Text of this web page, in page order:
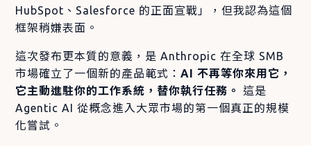
HubSpot、Salesforce 的正面宣戰」，但我認為這個
框架稍嫌表面。
這次發布更本質的意義，是 Anthropic 在全球 SMB
市場確立了一個新的產品範式：AI 不再等你來用它，
它主動進駐你的工作系統，替你執行任務。
這是
Agentic AI 從概念進入大眾市場的第一個真正的規模
化嘗試。